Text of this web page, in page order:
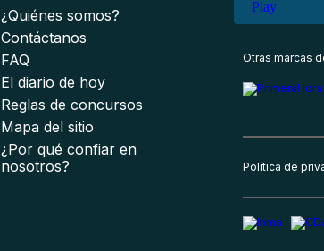
¿Quiénes somos?
Contáctanos
FAQ
El diario de hoy
Reglas de concursos
Mapa del sitio
¿Por qué confiar en
nosotros?
Otras marcas
Política de